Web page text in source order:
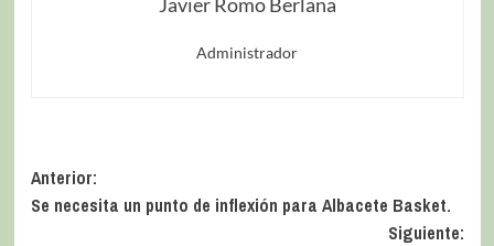
Administrador
Anterior:
Se necesita un punto de inflexión para Albacete Basket.
Siguiente: